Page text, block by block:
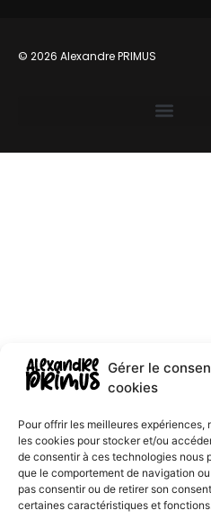
Gérer le
cookies
Pour offrir les meilleures
les cookies pour stocker et/ou
de consentir à ces technologies nous
que le comportement de navigation
pas consentir ou de retirer son
certaines caractéristiques et
© 2026 Alexandre PRIMUS